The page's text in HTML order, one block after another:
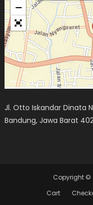
Jl. Otto Iskandar Dinata
Bandung, Jawa Barat
Copyright ©
Cart